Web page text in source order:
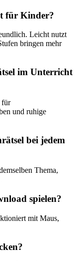
für Kinder?
Leicht nutzt
bringen mehr
im Unterricht
für
und ruhige
bei jedem
Thema,
spielen?
mit Maus,